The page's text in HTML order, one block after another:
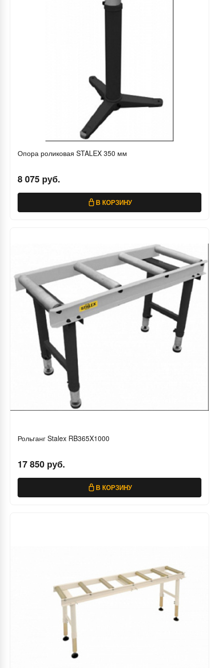
Опора роликовая STALEX 350 мм
8 075 руб.
В КОРЗИНУ
Рольганг Stalex RB365X1000
17 850 руб.
В КОРЗИНУ